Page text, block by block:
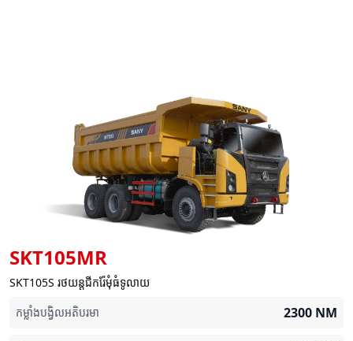
SKT105MR
SKT105S រថយន្តជីករ៉ែមុំធំទូលាយ
កម្លាំងបង្វិលអតិបរមា
2300 NM